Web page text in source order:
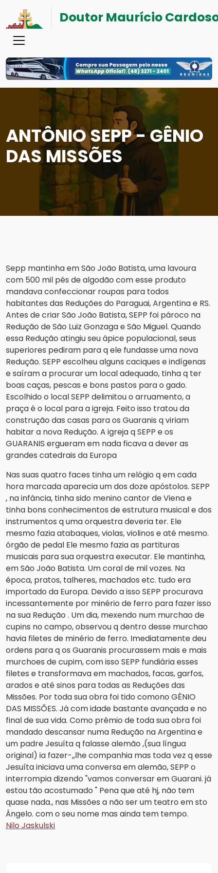
Doutor Maurício
ANTÔNIO SEPP - GÊNIO
DAS MISSÕES
Sepp mantinha em São João Batista, uma lavoura
com 500 mil pés de algodão com esse produto
mandava confeccionar roupas para todos
habitantes das Reduções do Paraguai, Argentina e RS.
Antes de criar São João Batista, SEPP foi pároco na
Redução de São Luiz Gonzaga e São Miguel. Quando
essa Redução atingiu seu ápice populacional, seus
superiores pediram para q ele fundasse uma nova
Redução. SEPP escolheu alguns caciques e indígenas
e saíram a procurar um local adequado, tinha q ter
boas caças, pescas e bons pastos para o gado.
Escolhido o local SEPP delimitou o arruamento, a
praça é o local para a igreja. Feito isso tratou da
construção das casas para os Guaranis q viriam
habitar a nova Redução. A igreja q SEPP e os
GUARANIS ergueram em nada ficava a dever as
grandes catedrais da Europa
Nas suas quatro faces tinha um relógio q em cada
hora marcada aparecia um dos doze apóstolos. SEPP
, na infância, tinha sido menino cantor de Viena e
tinha bons conhecimentos de estrutura musical e dos
instrumentos q uma orquestra deveria ter. Ele
mesmo fazia atabaques, violas, violinos e até mesmo.
órgão de pedal Ele mesmo fazia as partituras
musicais para sua orquestra executar. Ele mantinha,
em São João Batista. Um coral de mil vozes. Na
época, pratos, talheres, machados etc. tudo era
importado da Europa. Devido a isso SEPP procurava
incessantemente por minério de ferro para fazer isso
na sua Redução . Um dia, mexendo num murchao de
cupins no campo, observou q dentro desse murchao
havia filetes de minério de ferro. Imediatamente deu
ordens para q os Guaranis procurassem mais e mais
murchoes de cupim, com isso SEPP fundiária esses
filetes e transformava em machados, facas, garfos,
arados e até sinos para todas as Reduções das
Missões. Por toda sua obra foi tido comono GÊNIO
DAS MISSÕES. Já com idade bastante avançada e no
final de sua vida. Como prêmio de toda sua obra foi
mandado descansar numa Redução na Argentina e
um padre Jesuíta q falasse alemão ,(sua língua
original) ia fazer-,,lhe companhia mas toda vez q esse
Jesuíta iniciava uma conversa em alemão, SEPP o
interrompia dizendo "vamos conversar em Guarani. já
estou tão acostumado " Pena que até hj, não tem
quase nada., nas Missões a não ser um teatro em sto
Ângelo. com o seu nome mas ainda tem tempo.
Nilo Jaskulski